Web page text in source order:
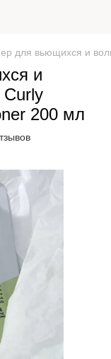
для вьющихся и
и
Curly
200 мл